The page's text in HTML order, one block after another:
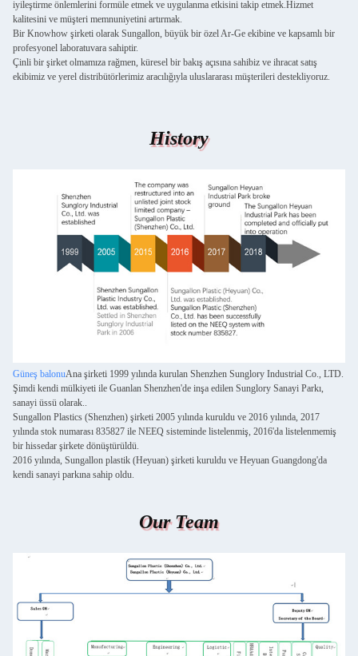
iyileştirme önlemlerini formüle etmek ve uygulanma etkisini takip etmek.Hizmet
kalitesini ve müşteri memnuniyetini artırmak.
Bir Knowhow şirketi olarak Sungallon, büyük bir özel Ar-Ge ekibine ve kapsamlı bir
profesyonel laboratuvara sahiptir.
Çinli bir şirket olmamıza rağmen, küresel bir bakış açısına sahibiz ve ihracat satış
ekibimiz ve yerel distribütörlerimiz aracılığıyla uluslararası müşterileri destekliyoruz.
History
Güneş balonuAna şirketi 1999 yılında kurulan Shenzhen Sunglory Industrial Co., LTD.
Şimdi kendi mülkiyeti ile Guanlan Shenzhen'de inşa edilen Sunglory Sanayi Parkı,
sanayi üssü olarak..
Sungallon Plastics (Shenzhen) şirketi 2005 yılında kuruldu ve 2016 yılında, 2017
yılında stok numarası 835827 ile NEEQ sisteminde listelenmiş, 2016'da listelenmemiş
bir hissedar şirkete dönüştürüldü.
2016 yılında, Sungallon plastik (Heyuan) şirketi kuruldu ve Heyuan Guangdong'da
kendi sanayi parkına sahip oldu.
Our Team